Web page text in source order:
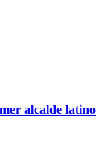
alcalde latino